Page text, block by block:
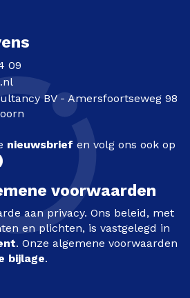
09
BV - Amersfoortseweg 98
nieuwsbrief en volg ons ook op
voorwaarden
aan privacy. Ons beleid, met
en plichten, is vastgelegd in
. Onze algemene voorwaarden
bijlage.